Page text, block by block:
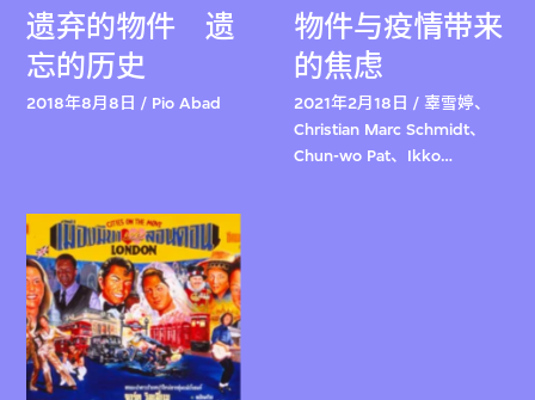
遗弃的物件 遗
忘的历史
2018年8月8日 / Pio Abad
物件与疫情带来
的焦虑
2021年2月18日 / 辜雪婷、
Christian Marc Schmidt、
Chun-wo Pat、Ikko